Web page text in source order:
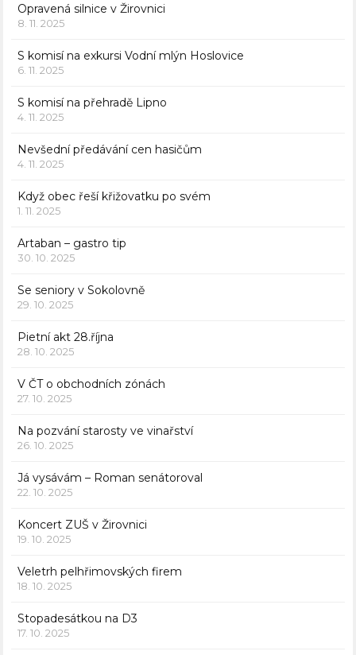
Opravená silnice v Žirovnici
8. 11. 2025
S komisí na exkursi Vodní mlýn Hoslovice
6. 11. 2025
S komisí na přehradě Lipno
4. 11. 2025
Nevšední předávání cen hasičům
4. 11. 2025
Když obec řeší křižovatku po svém
1. 11. 2025
Artaban – gastro tip
30. 10. 2025
Se seniory v Sokolovně
29. 10. 2025
Pietní akt 28.října
28. 10. 2025
V ČT o obchodních zónách
27. 10. 2025
Na pozvání starosty ve vinařství
26. 10. 2025
Já vysávám – Roman senátoroval
22. 10. 2025
Koncert ZUŠ v Žirovnici
19. 10. 2025
Veletrh pelhřimovských firem
18. 10. 2025
Stopadesátkou na D3
17. 10. 2025